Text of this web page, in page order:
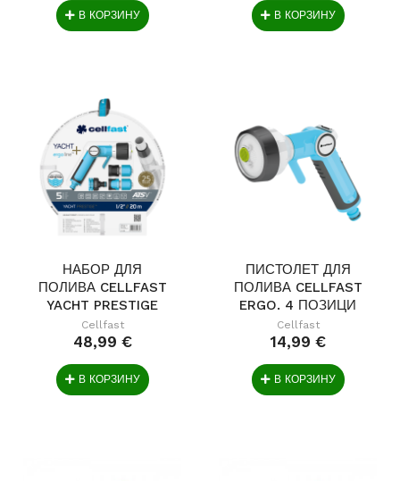
В КОРЗИНУ В КОРЗИНУ
НАБОР ДЛЯ
ПОЛИВА CELLFAST
YACHT PRESTIGE
1/2" 20М
Cellfast
48,99 €
В КОРЗИНУ
ПИСТОЛЕТ ДЛЯ
ПОЛИВА CELLFAST
ERGO. 4 ПОЗИЦИ
Cellfast
14,99 €
В КОРЗИНУ